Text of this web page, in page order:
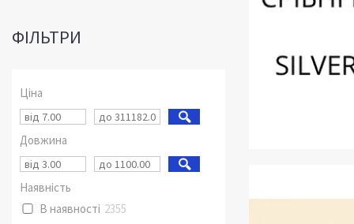
ФІЛЬТРИ
Ціна
Довжина
Наявність
В наявності 2355